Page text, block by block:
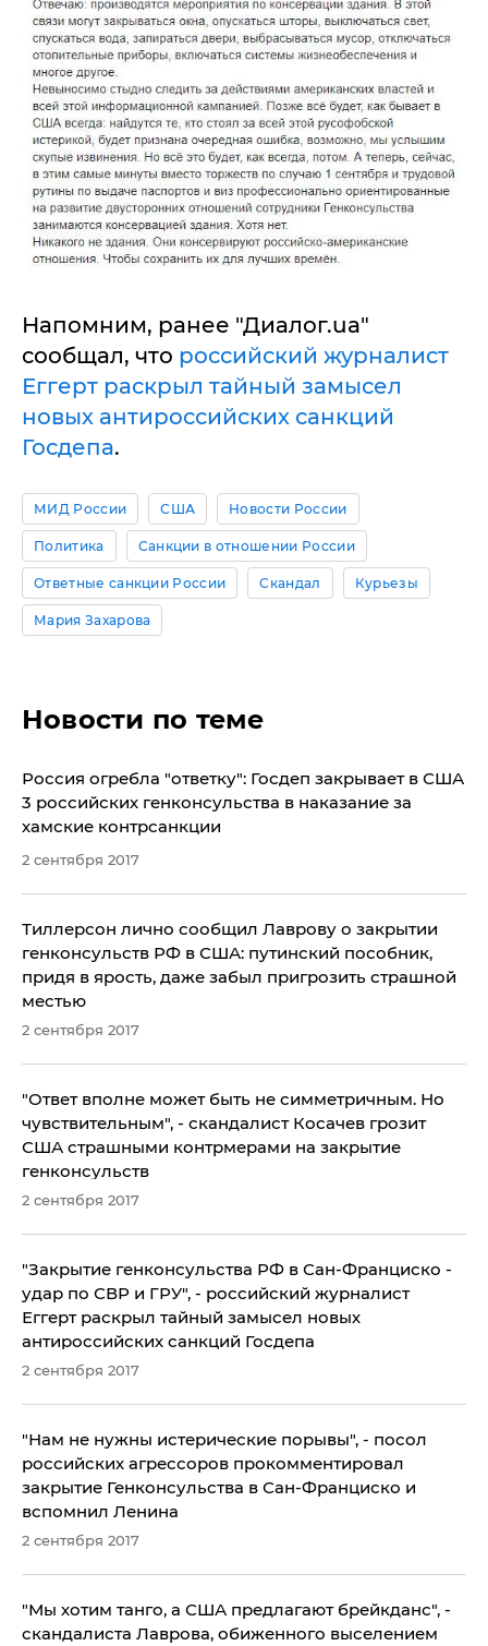
Напомним, ранее "Диалог.ua"
сообщал, что российский журналист
Еггерт раскрыл тайный замысел
новых антироссийских санкций
Госдепа.
МИД России США Новости России
Политика Санкции в отношении России
Ответные санкции России Скандал Курьезы
Мария Захарова
Новости по теме
​Россия огребла "ответку": Госдеп закрывает в США
3 российских генконсульства в наказание за
хамские контрсанкции
2 сентября 2017
Тиллерсон лично сообщил Лаврову о закрытии
генконсульств РФ в США: путинский пособник,
придя в ярость, даже забыл пригрозить страшной
местью
2 сентября 2017
​"Ответ вполне может быть не симметричным. Но
чувствительным", - скандалист Косачев грозит
США страшными контрмерами на закрытие
генконсульств
2 сентября 2017
​"Закрытие генконсульства РФ в Сан-Франциско -
удар по СВР и ГРУ", - российский журналист
Еггерт раскрыл тайный замысел новых
антироссийских санкций Госдепа
2 сентября 2017
"Нам не нужны истерические порывы", - посол
российских агрессоров прокомментировал
закрытие Генконсульства в Сан-Франциско и
вспомнил Ленина
2 сентября 2017
​"Мы хотим танго, а США предлагают брейкданс", -
скандалиста Лаврова, обиженного выселением